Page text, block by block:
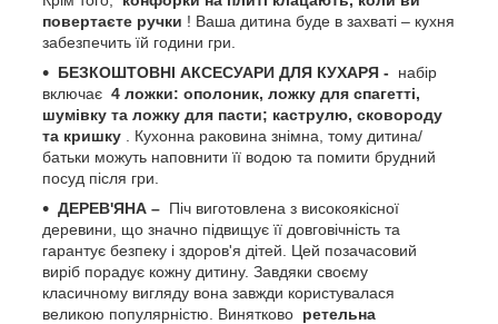
повертаєте ручки ! Ваша дитина буде в захваті – кухня
забезпечить їй години гри.
БЕЗКОШТОВНІ АКСЕСУАРИ ДЛЯ КУХАРЯ -
набір
включає 4 ложки: ополоник, ложку для спагетті,
шумівку та ложку для пасти; каструлю, сковороду
та кришку . Кухонна раковина знімна, тому дитина/
батьки можуть наповнити її водою та помити брудний
посуд після гри.
ДЕРЕВ'ЯНА – Піч виготовлена ​​з високоякісної
деревини, що значно підвищує її довговічність та
гарантує безпеку і здоров'я дітей. Цей позачасовий
виріб порадує кожну дитину. Завдяки своєму
класичному вигляду вона завжди користувалася
великою популярністю. Винятково ретельна